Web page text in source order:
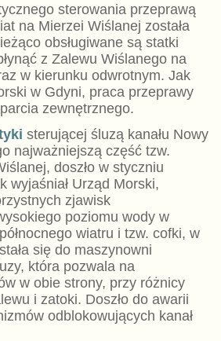
sterowania przeprawą
na Mierzei Wiślanej została
obsługiwane są statki
z Zalewu Wiślanego na
w kierunku odwrotnym. Jak
w Gdyni, praca przeprawy
zewnętrznego.
sterującej śluzą kanału Nowy
najważniejszą część tzw.
doszło w styczniu
wyjaśniał Urząd Morski,
zjawisk
poziomu wody w
wiatru i tzw. cofki, w
się do maszynowni
która pozwala na
w obie strony, przy różnicy
i zatoki. Doszło do awarii
odblokowujących kanał